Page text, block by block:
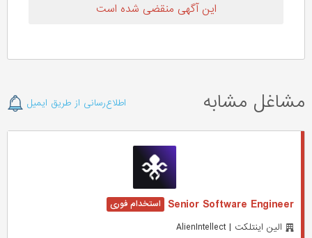
این آگهی منقضی شده است
مشاغل مشابه اطلاع‌رسانی از طریق ایمیل
Senior Software Engineer
الین اینتلکت | AlienIntellect